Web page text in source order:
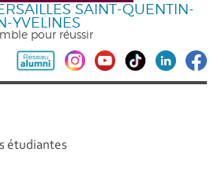
SAINT-QUENTIN-
YVELINES
pour réussir
étudiantes